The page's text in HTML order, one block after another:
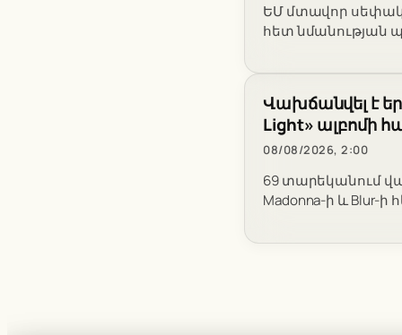
ԵՄ մտավոր
հետ նմանության
Վախճանվել է
Light» ալբոմի
08/08/2026, 2:00
69 տարեկանում
Madonna-ի և